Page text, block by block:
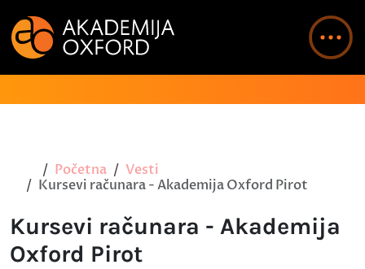
Početna
Vesti
Kursevi računara - Akademija Oxford Pirot
Kursevi računara - Akademija
Oxford Pirot